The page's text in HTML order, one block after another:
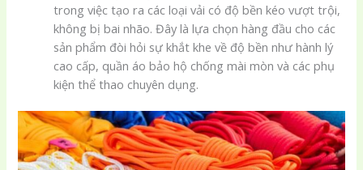
trong việc tạo ra các loại vải có độ bền kéo vượt trội,
không bị bai nhão. Đây là lựa chọn hàng đầu cho các
sản phẩm đòi hỏi sự khắt khe về độ bền như hành lý
cao cấp, quần áo bảo hộ chống mài mòn và các phụ
kiện thể thao chuyên dụng.